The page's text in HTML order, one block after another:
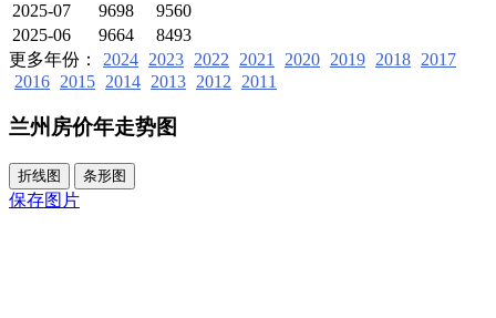
2025-07
9698
9560
2025-06
9664
8493
更多年份：
2024 2023 2022 2021 2020 2019 2018 2017
2016 2015 2014 2013 2012 2011
兰州房价年走势图
折线图 条形图
保存图片